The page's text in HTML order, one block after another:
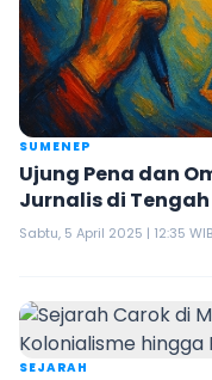
SUMENEP
Ujung Pena dan
Jurnalis di
Sabtu, 5 April 2025 | 12:35 WIB
SEJARAH